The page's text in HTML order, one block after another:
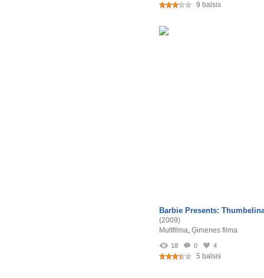
9 balsis
Barbie Presents:
(2009)
Multfilma, Ģimenes filma
18 0 4
5 balsis